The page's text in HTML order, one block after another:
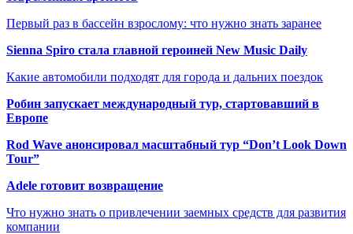
Первый раз в бассейн взрослому: что нужно знать заранее
Sienna Spiro стала главной героиней New Music Daily
Какие автомобили подходят для города и дальних поездок
Робин запускает международный тур, стартовавший в
Европе
Rod Wave анонсировал масштабный тур “Don’t Look Down
Tour”
Adele готовит возвращение
Что нужно знать о привлечении заемных средств для развития
компании